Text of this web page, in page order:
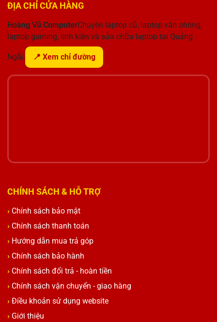
ĐỊA CHỈ CỬA HÀNG
Hoàng Vũ ComputerChuyên laptop cũ, laptop văn phòng,
laptop gaming, linh kiện và sửa chữa laptop tại Quảng
Ngãi. 📍 Xem chỉ đường
CHÍNH SÁCH & HỖ TRỢ
Chính sách bảo mật
Chính sách thanh toán
Hướng dẫn mua trả góp
Chính sách bảo hành
Chính sách đổi trả - hoàn tiền
Chính sách vận chuyển - giao hàng
Điều khoản sử dụng website
Giới thiệu